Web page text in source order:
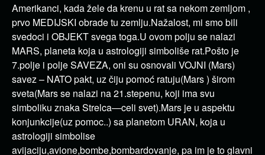
Amerikanci, kada žele da krenu u rat sa nekom zemljom ,
prvo MEDIJSKI obrade tu zemlju.Nažalost, mi smo bili
svedoci i OBJEKT svega toga.U ovom polju se nalazi
MARS, planeta koja u astrologiji simboliše rat.Pošto je
7.polje i polje SAVEZA, oni su osnovali VOJNI (Mars)
savez – NATO pakt, uz čiju pomoć ratuju(Mars ) širom
sveta(Mars se nalazi na 21.stepenu, koji ima svu
simboliku znaka Strelca—celi svet).Mars je u aspektu
konjunkcije(uz pomoc..) sa planetom URAN, koja u
astrologiji simbolise
avijaciju,avione,bombe,bombardovanje, pa im je to glavni